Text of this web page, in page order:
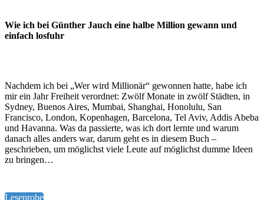
Wie ich bei Günther Jauch eine halbe Million gewann und
einfach losfuhr
Nachdem ich bei „Wer wird Millionär“ gewonnen hatte, habe ich
mir ein Jahr Freiheit verordnet: Zwölf Monate in zwölf Städten, in
Sydney, Buenos Aires, Mumbai, Shanghai, Honolulu, San
Francisco, London, Kopenhagen, Barcelona, Tel Aviv, Addis Abeba
und Havanna. Was da passierte, was ich dort lernte und warum
danach alles anders war, darum geht es in diesem Buch –
geschrieben, um möglichst viele Leute auf möglichst dumme Ideen
zu bringen…
Leseprobe